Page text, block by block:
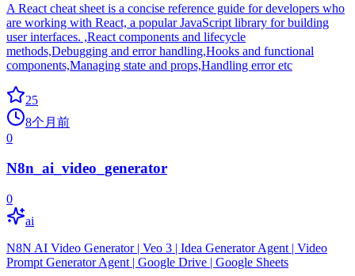
A React cheat sheet is a concise reference guide for developers who
are working with React, a popular JavaScript library for building
user interfaces. ,React components and lifecycle
methods,Debugging and error handling,Hooks and functional
components,Managing state and props,Handling error etc
25
8个月前
0
N8n_ai_video_generator
0
ai
N8N AI Video Generator | Veo 3 | Idea Generator Agent | Video
Prompt Generator Agent | Google Drive | Google Sheets